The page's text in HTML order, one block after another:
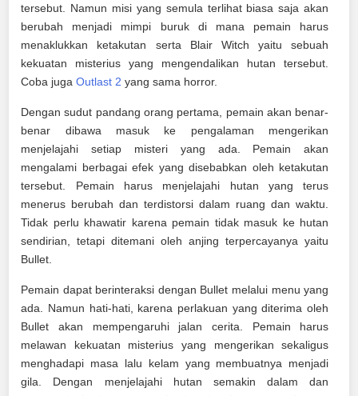
tersebut. Namun misi yang semula terlihat biasa saja akan
berubah menjadi mimpi buruk di mana pemain harus
menaklukkan ketakutan serta Blair Witch yaitu sebuah
kekuatan misterius yang mengendalikan hutan tersebut.
Coba jugaOutlast 2 yang sama horror.
Dengan sudut pandang orang pertama, pemain akan benar-
benar dibawa masuk ke pengalaman mengerikan
menjelajahi setiap misteri yang ada. Pemain akan
mengalami berbagai efek yang disebabkan oleh ketakutan
tersebut. Pemain harus menjelajahi hutan yang terus
menerus berubah dan terdistorsi dalam ruang dan waktu.
Tidak perlu khawatir karena pemain tidak masuk ke hutan
sendirian, tetapi ditemani oleh anjing terpercayanya yaitu
Bullet.
Pemain dapat berinteraksi dengan Bullet melalui menu yang
ada. Namun hati-hati, karena perlakuan yang diterima oleh
Bullet akan mempengaruhi jalan cerita. Pemain harus
melawan kekuatan misterius yang mengerikan sekaligus
menghadapi masa lalu kelam yang membuatnya menjadi
gila. Dengan menjelajahi hutan semakin dalam dan